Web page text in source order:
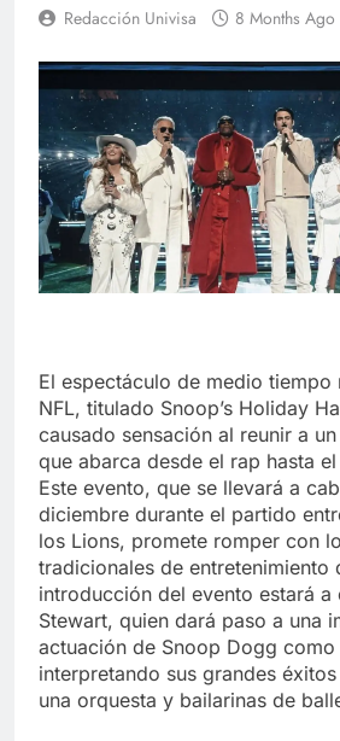
Redacción Univisa 8 Months Ago
El espectáculo de medio tiempo
NFL, titulado Snoop’s Holiday
causado sensación al reunir a
que abarca desde el rap hasta
Este evento, que se llevará a
diciembre durante el partido
los Lions, promete romper con
tradicionales de entretenimiento
introducción del evento estará a
Stewart, quien dará paso a una
actuación de Snoop Dogg como
interpretando sus grandes
una orquesta y bailarinas de